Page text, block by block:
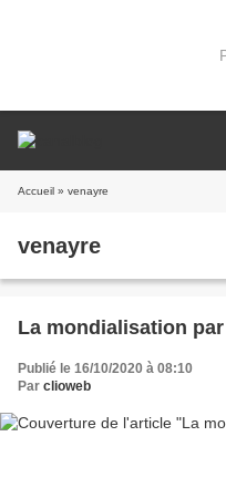
Accueil » venayre
venayre
La mondialisation
Publié le 16/10/2020 à 08:10
Par clioweb